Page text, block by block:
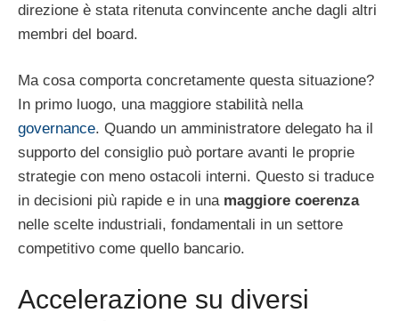
direzione è stata ritenuta convincente anche dagli altri
membri del board.
Ma cosa comporta concretamente questa situazione?
In primo luogo, una maggiore stabilità nella
governance. Quando un amministratore delegato ha il
supporto del consiglio può portare avanti le proprie
strategie con meno ostacoli interni. Questo si traduce
in decisioni più rapide e in una maggiore coerenza
nelle scelte industriali, fondamentali in un settore
competitivo come quello bancario.
Accelerazione su diversi